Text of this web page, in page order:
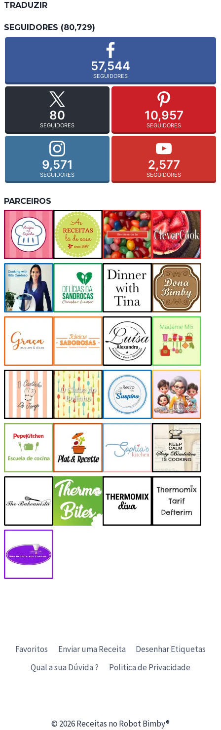
TRADUZIR
SEGUIDORES (80,729)
57,544
SEGUIDORES
80
SEGUIDORES
10,957
SEGUIDORES
9,571
SEGUIDORES
2,577
SEGUIDORES
PARCEIROS
Favoritos Enviar uma Receita
Desenhar Etiquetas
Qual a sua Dúvida ?
Politica de Privacidade
© 2026 Receitas no Robot Bimby®